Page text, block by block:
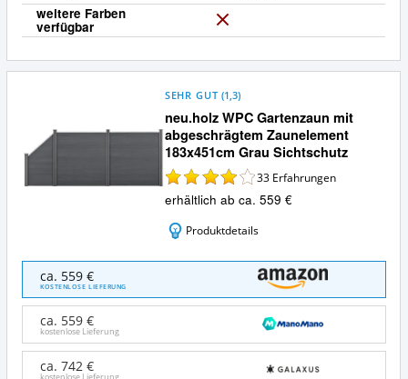
a
weitere Farben
verfügbar
N
i
neu.holz WPC Gartenzaun mit
abgeschrägtem Zaunelement
183x451cm Grau Sichtschutz
SEHR GUT (1,3)
33 Erfahrungen
erhältlich ab ca. 559 €
Produktdetails
neu.holz
WPC
Gartenzaun
abgeschrägtem
Zaunelement
183x451cm
ca. 559 €
KOSTENLOSE LIEFERUNG
ca. 559 €
kostenlose Lieferung
ca. 742 €